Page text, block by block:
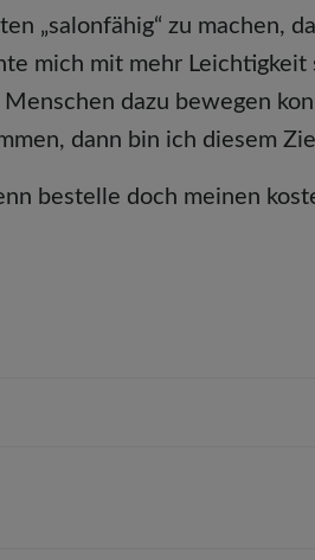
„salonfähig“ zu machen,
mich mit mehr
dazu bewegen
dann bin ich diesem
bestelle doch meinen